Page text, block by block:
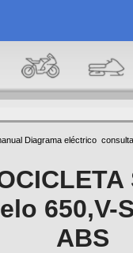
Diagrama eléctrico
650,V-
ABS